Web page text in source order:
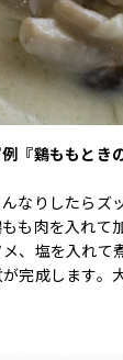
『鷄ももとき
なりしたらズ
も肉を入れて
、塩を入れて
完成します。